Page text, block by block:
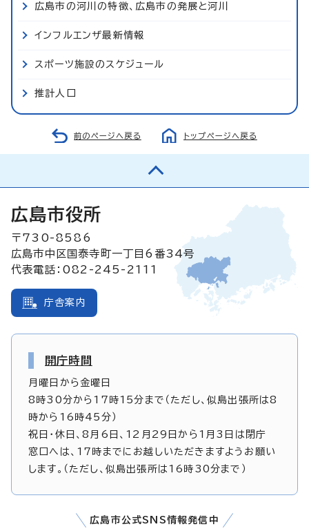
広島市の河川の特徴、広島市の発展と河川
インフルエンザ最新情報
スポーツ施設のスケジュール
推計人口
前のページへ戻る トップページへ戻る
広島市役所
〒730-8586
広島市中区国泰寺町一丁目6番34号
代表電話：082-245-2111
庁舎案内
開庁時間
月曜日から金曜日
8時30分から17時15分まで（ただし、似島出張所は8
時から16時45分）
祝日・休日、8月6日、12月29日から1月3日は閉庁
窓口へは、17時までにお越しいただきますようお願い
します。（ただし、似島出張所は16時30分まで）
広島市公式SNS情報発信中